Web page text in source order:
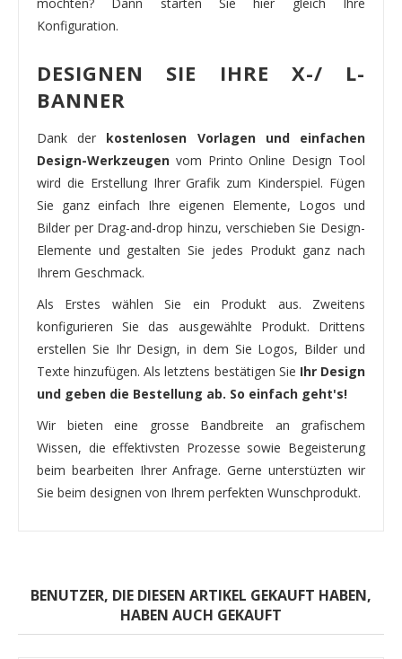
Konfiguration.
DESIGNEN SIE IHRE X-/ L-
BANNER
Dank der kostenlosen Vorlagen und einfachen
Design-Werkzeugen vom Printo Online Design Tool
wird die Erstellung Ihrer Grafik zum Kinderspiel. Fügen
Sie ganz einfach Ihre eigenen Elemente, Logos und
Bilder per Drag-and-drop hinzu, verschieben Sie Design-
Elemente und gestalten Sie jedes Produkt ganz nach
Ihrem Geschmack.
Als Erstes wählen Sie ein Produkt aus. Zweitens
konfigurieren Sie das ausgewählte Produkt. Drittens
erstellen Sie Ihr Design, in dem Sie Logos, Bilder und
Texte hinzufügen. Als letztens bestätigen Sie Ihr Design
und geben die Bestellung ab. So einfach geht's!
Wir bieten eine grosse Bandbreite an grafischem
Wissen, die effektivsten Prozesse sowie Begeisterung
beim bearbeiten Ihrer Anfrage. Gerne unterstüzten wir
Sie beim designen von Ihrem perfekten Wunschprodukt.
BENUTZER, DIE DIESEN ARTIKEL GEKAUFT HABEN,
HABEN AUCH GEKAUFT